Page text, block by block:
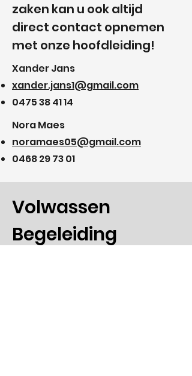
zaken kan u ook altijd
direct contact opnemen
met onze hoofdleiding!
Xander Jans
xander.jans1@gmail.com
0475 38 41 14
Nora Maes
noramaes05@gmail.com
0468 29 73 01
Volwassen
Begeleiding